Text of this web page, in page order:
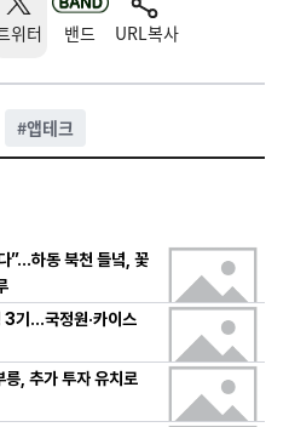
위터 밴드 URL복사
#앱테크
”…하동 북천 들녘, 꽃
3기…국정원·카이스
, 추가 투자 유치로